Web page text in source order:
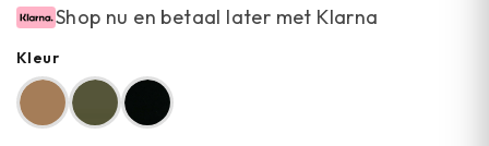
Shop nu en betaal later met Klarna
Kleur